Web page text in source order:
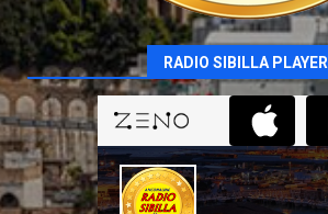
RADIO SIBILLA PLAYER